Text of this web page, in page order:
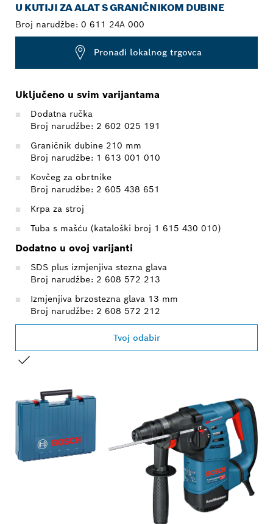
U KUTIJI ZA ALAT S GRANIČNIKOM DUBINE
Broj narudžbe: 0 611 24A 000
Pronađi lokalnog trgovca
Uključeno u svim varijantama
Dodatna ručka
Broj narudžbe: 2 602 025 191
Graničnik dubine 210 mm
Broj narudžbe: 1 613 001 010
Kovčeg za obrtnike
Broj narudžbe: 2 605 438 651
Krpa za stroj
Tuba s mašću (kataloški broj 1 615 430 010)
Dodatno u ovoj varijanti
SDS plus izmjenjiva stezna glava
Broj narudžbe: 2 608 572 213
Izmjenjiva brzostezna glava 13 mm
Broj narudžbe: 2 608 572 212
Tvoj odabir